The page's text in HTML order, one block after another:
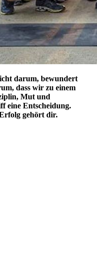
darum, bewundert
dass wir zu einem
Mut und
eine Entscheidung.
gehört dir.